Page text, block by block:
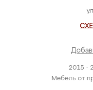
2015 -
Мебель от